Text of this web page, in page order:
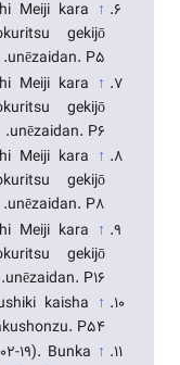
↑
Meiji kara
gekijō
unēzaidan. P5.
↑
Meiji kara
gekijō
unēzaidan. P6.
↑
Meiji kara
gekijō
unēzaidan. P8.
↑
Meiji kara
gekijō
unēzaidan. P16.
↑
kaisha
P54.
↑
19). Bunka